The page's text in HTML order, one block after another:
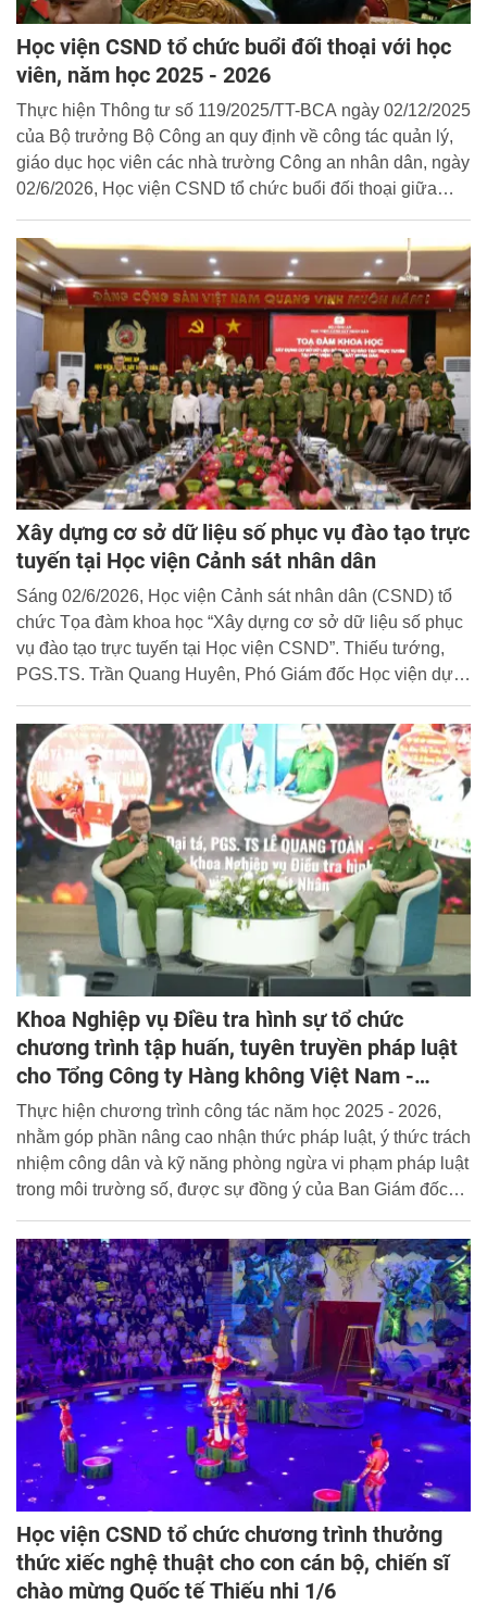
Học viện CSND tổ chức buổi đối thoại với học
viên, năm học 2025 - 2026
Thực hiện Thông tư số 119/2025/TT-BCA ngày 02/12/2025
của Bộ trưởng Bộ Công an quy định về công tác quản lý,
giáo dục học viên các nhà trường Công an nhân dân, ngày
02/6/2026, Học viện CSND tổ chức buổi đối thoại giữa
viện với đại diện học viên các khóa học, hệ học.
Xây dựng cơ sở dữ liệu số phục vụ đào tạo trực
tuyến tại Học viện Cảnh sát nhân dân
Sáng 02/6/2026, Học viện Cảnh sát nhân dân (CSND) tổ
chức Tọa đàm khoa học “Xây dựng cơ sở dữ liệu số phục
vụ đào tạo trực tuyến tại Học viện CSND”. Thiếu tướng,
PGS.TS. Trần Quang Huyên, Phó Giám đốc Học viện dự
Khoa Nghiệp vụ Điều tra hình sự tổ chức
chương trình tập huấn, tuyên truyền pháp luật
cho Tổng Công ty Hàng không Việt Nam -
Vietnam Airlines
Thực hiện chương trình công tác năm học 2025 - 2026,
nhằm góp phần nâng cao nhận thức pháp luật, ý thức trách
nhiệm công dân và kỹ năng phòng ngừa vi phạm pháp luật
trong môi trường số, được sự đồng ý của Ban Giám đốc
sự đã phối hợp với Tổng Công ty Hàng không Việt Nam tổ
chức chuỗi các chuyên đề của Chương trình tuyên truyền
pháp luật với chủ đề: “Để pháp luật đi vào cuộc sống của
mỗi chúng ta”.
Học viện CSND tổ chức chương trình thưởng
thức xiếc nghệ thuật cho con cán bộ, chiến sĩ
chào mừng Quốc tế Thiếu nhi 1/6